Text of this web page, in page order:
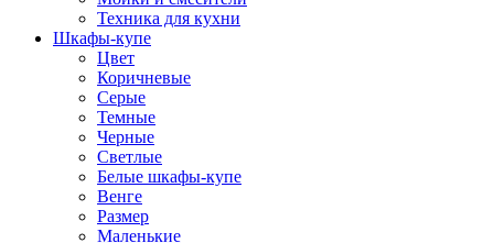
Техника для кухни
Шкафы-купе
Цвет
Коричневые
Серые
Темные
Черные
Светлые
Белые шкафы-купе
Венге
Размер
Маленькие